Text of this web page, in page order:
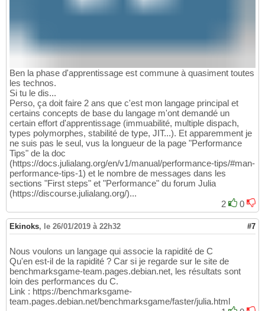
Ben la phase d'apprentissage est commune à quasiment toutes
les technos.
Si tu le dis...
Perso, ça doit faire 2 ans que c'est mon langage principal et
certains concepts de base du langage m'ont demandé un
certain effort d'apprentissage (immuabilité, multiple dispach,
types polymorphes, stabilité de type, JIT...). Et apparemment je
ne suis pas le seul, vus la longueur de la page "Performance
Tips" de la doc
(https://docs.julialang.org/en/v1/manual/performance-tips/#man-
performance-tips-1) et le nombre de messages dans les
sections "First steps" et "Performance" du forum Julia
(https://discourse.julialang.org/)...
2
0
Ekinoks, le 26/01/2019 à 22h32 #7
Nous voulons un langage qui associe la rapidité de C
Qu'en est-il de la rapidité ? Car si je regarde sur le site de
benchmarksgame-team.pages.debian.net, les résultats sont
loin des performances du C.
Link : https://benchmarksgame-
team.pages.debian.net/benchmarksgame/faster/julia.html